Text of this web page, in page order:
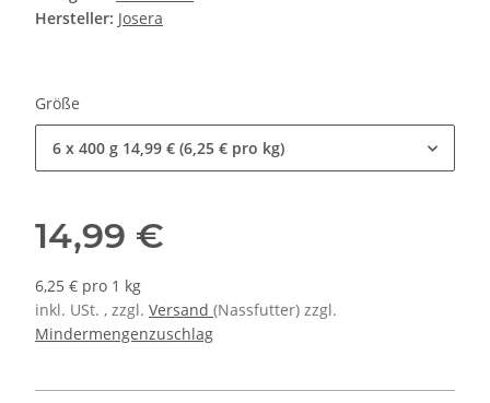
Hersteller: Josera
Größe
6 x 400 g 14,99 € (6,25 € pro kg)
14,99 €
6,25 € pro 1 kg
inkl. USt. , zzgl. Versand (Nassfutter) zzgl.
Mindermengenzuschlag